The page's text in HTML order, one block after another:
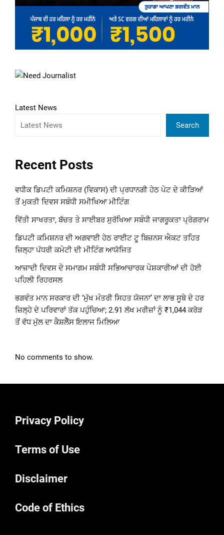
Latest News
Search
Recent Posts
ਵਧੀਕ ਡਿਪਟੀ ਕਮਿਸ਼ਨਰ (ਵਿਕਾਸ) ਦੀ ਪ੍ਰਧਾਨਗੀ ਹੇਠ ਪੇਟ ਦੇ ਕੀੜਿਆਂ
ਤੋਂ ਮੁਕਤੀ ਦਿਵਸ ਸਬੰਧੀ ਸਮੀਖਿਆ ਮੀਟਿੰਗ
ਵਿੱਤੀ ਸਾਖਰਤਾ, ਬੱਚਤ ਤੇ ਸਾਈਬਰ ਸੁਰੱਖਿਆ ਸਬੰਧੀ ਜਾਗਰੂਕਤਾ ਪ੍ਰੋਗਰਾਮ
ਡਿਪਟੀ ਕਮਿਸ਼ਨਰ ਦੀ ਅਗਵਾਈ ਹੇਠ ਰਾਈਟ ਟੂ ਬਿਜ਼ਨਸ ਐਕਟ ਤਹਿਤ
ਜ਼ਿਲ੍ਹਾ ਪੱਧਰੀ ਕਮੇਟੀ ਦੀ ਮੀਟਿੰਗ ਆਯੋਜਿਤ
ਆਜ਼ਾਦੀ ਦਿਵਸ ਦੇ ਸਮਾਗਮ ਸਬੰਧੀ ਸਭਿਆਚਾਰਕ ਪੇਸ਼ਕਾਰੀਆਂ ਦੀ ਹੋਈ
ਪਹਿਲੀ ਰਿਹਰਸਲ
ਭਗਵੰਤ ਮਾਨ ਸਰਕਾਰ ਦੀ ‘ਮੁੱਖ ਮੰਤਰੀ ਸਿਹਤ ਯੋਜਨਾ’ ਦਾ ਲਾਭ ਸੂਬੇ ਦੇ ਹਰ
ਜ਼ਿਲ੍ਹੇ ਦੇ ਪਰਿਵਾਰਾਂ ਤੱਕ ਪਹੁੰਚਿਆ; 2.91 ਲੱਖ ਮਰੀਜ਼ਾਂ ਨੂੰ ₹1,044 ਕਰੋੜ
ਤੋਂ ਵੱਧ ਮੁੱਲ ਦਾ ਕੈਸ਼ਲੈੱਸ ਇਲਾਜ ਮਿਲਿਆ
No comments to show.
Privacy Policy
Terms of Use
Disclaimer
Code of Ethics